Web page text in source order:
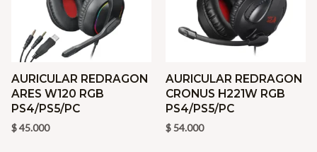
AURICULAR REDRAGON
ARES W120 RGB
PS4/PS5/PC
$45.000
AURICULAR REDRAGON
CRONUS H221W RGB
PS4/PS5/PC
$54.000